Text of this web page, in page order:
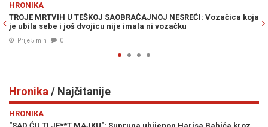
NESREĆI: Vozačica koja
ni vozačku
USRED RAZVODA SA ANOM
Bastian Schweinsteiger iskeširao
Hronika / Najčitanije